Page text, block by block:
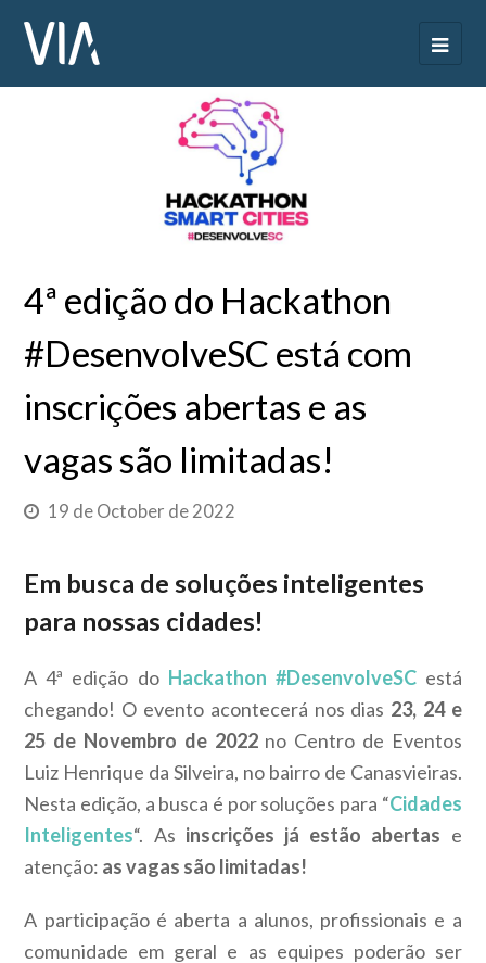
4ª edição do Hackathon
#DesenvolveSC está com
inscrições abertas e as
vagas são limitadas!
19 de October de 2022
Em busca de soluções inteligentes
para nossas cidades!
A 4ª edição do Hackathon #DesenvolveSCestá
chegando! O evento acontecerá nos dias 23, 24 e
25 de Novembro de 2022no Centro de Eventos
Luiz Henrique da Silveira, no bairro de Canasvieiras.
Nesta edição, a busca é por soluções para “Cidades
Inteligentes“. As inscrições já estão abertas e
atenção: as vagas são limitadas!
A participação é aberta a alunos, profissionais e a
comunidade em geral e as equipes poderão ser